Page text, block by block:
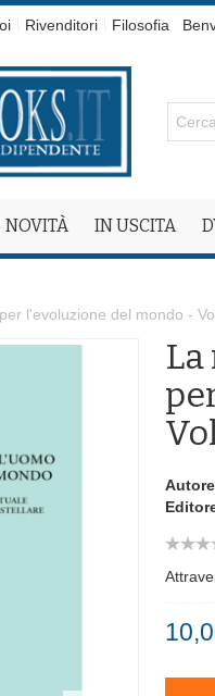
Rivenditori Filosofia
NOVITÀ IN USCITA
l'evoluzione del mondo -